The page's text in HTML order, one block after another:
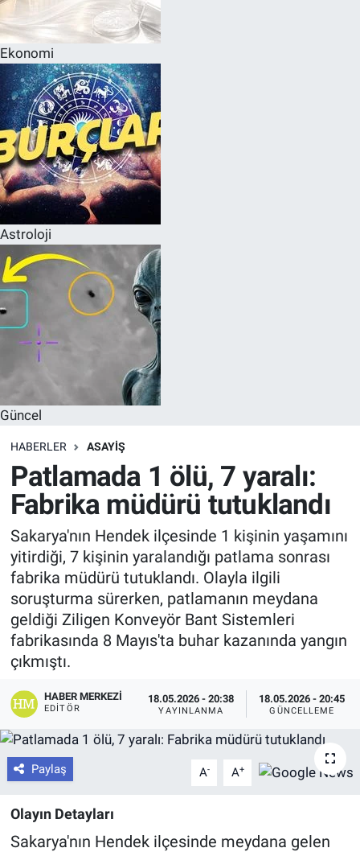
Ekonomi
Astroloji
Güncel
HABERLER ASAYIŞ
Patlamada 1 ölü, 7 yaralı:
Fabrika müdürü tutuklandı
Sakarya'nın Hendek ilçesinde 1 kişinin yaşamını
yitirdiği, 7 kişinin yaralandığı patlama sonrası
fabrika müdürü tutuklandı. Olayla ilgili
soruşturma sürerken, patlamanın meydana
geldiği Ziligen Konveyör Bant Sistemleri
fabrikasında 8 Mayıs'ta buhar kazanında yangın
çıkmıştı.
HABER MERKEZI
EDITÖR
18.05.2026 - 20:38
YAYINLANMA
18.05.2026 - 20:45
GÜNCELLEME
Paylaş A- A+
Olayın Detayları
Sakarya'nın Hendek ilçesinde meydana gelen